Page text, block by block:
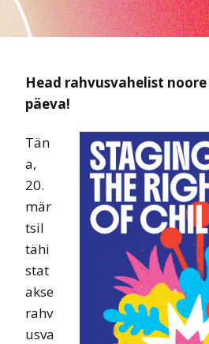
Head rahvusvahelist
päeva!
Tän
a,
20.
mär
tsil
tähi
stat
akse
rahv
usva